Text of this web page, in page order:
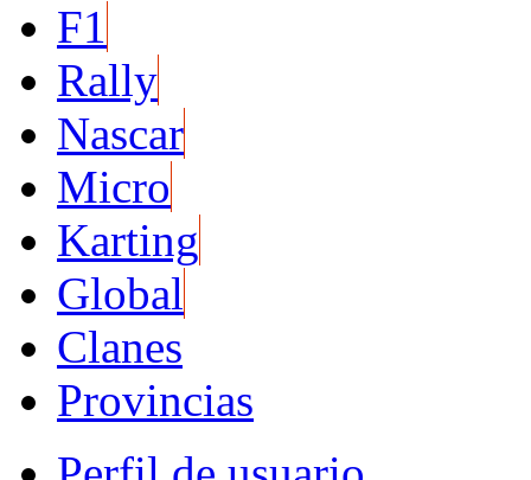
F1
Rally
Nascar
Micro
Karting
Global
Clanes
Provincias